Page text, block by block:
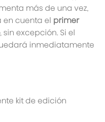
más de una vez,
cuenta el primer
, sin excepción. Si el
inmediatamente
kit de edición